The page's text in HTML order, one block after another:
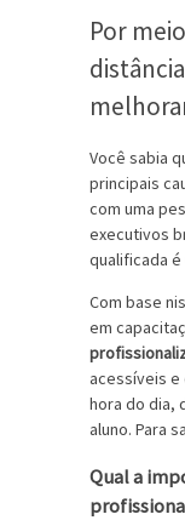
Por
Você sabia
principais
com uma
executivos
qualificada
Com base
em
acessíveis
hora do dia,
aluno. Para
Qual a